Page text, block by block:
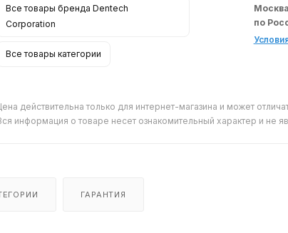
Все товары бренда Dentech
Corporation
Все товары категории
Москва
по
действительна только для интернет-магазина и может
информация о товаре несет ознакомительный характер и не
ГАРАНТИЯ